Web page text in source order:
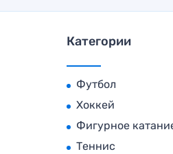
Категории
Футбол
Хоккей
Фигурное
Теннис